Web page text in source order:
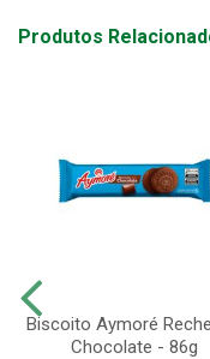
Produtos
Biscoito Aymoré
Chocolate - 86g